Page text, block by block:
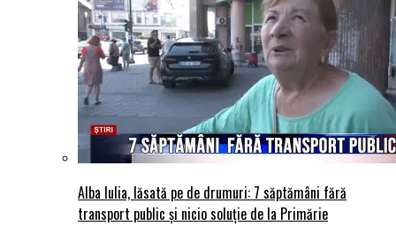
Alba Iulia, lăsată pe de drumuri: 7 săptămâni fără
transport public și nicio soluție de la Primărie